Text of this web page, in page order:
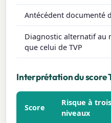
Antécédent documenté
Diagnostic alternatif au
que celui de TVP
Interprétation du score
Score
Risque à trois
niveaux